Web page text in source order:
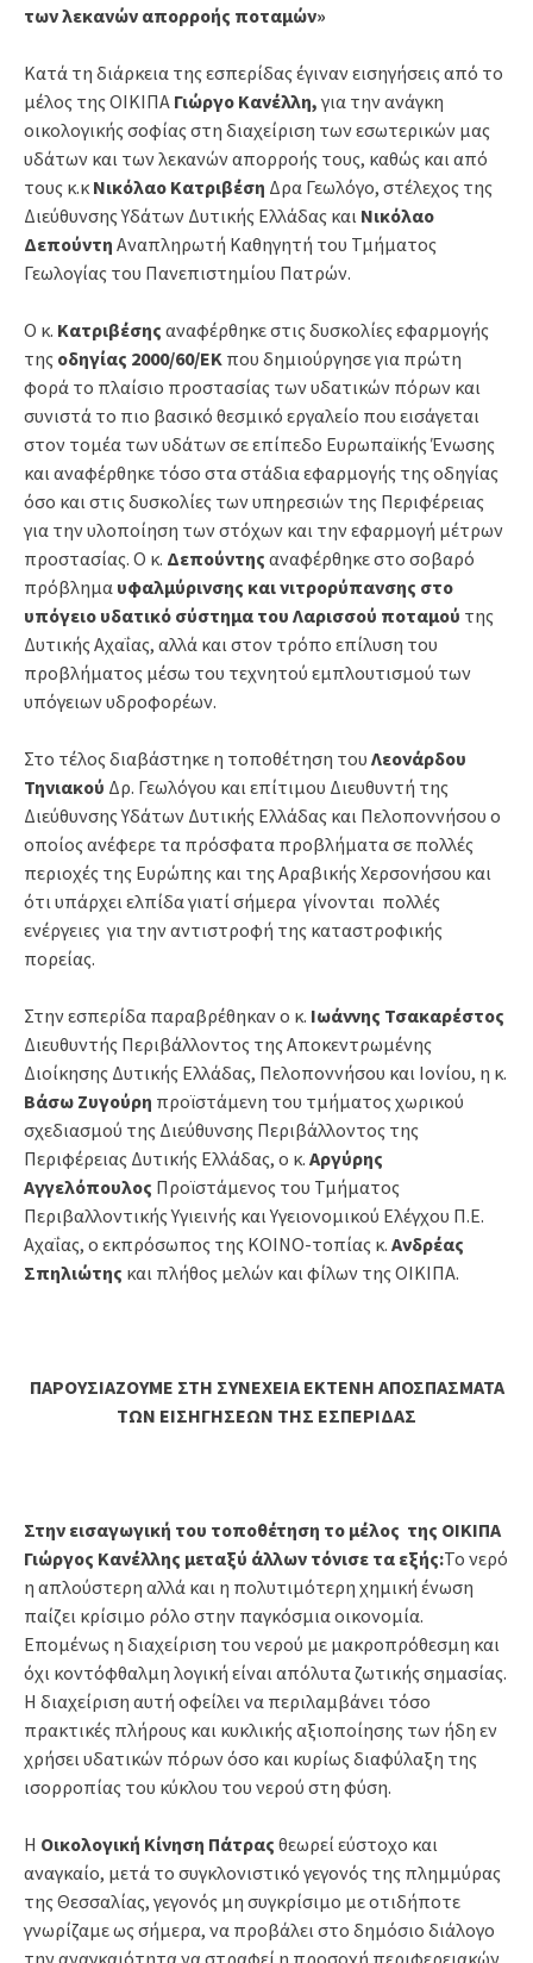
των λεκανών απορροής ποταμών»
Κατά τη διάρκεια της εσπερίδας έγιναν εισηγήσεις από το
μέλος της ΟΙΚΙΠΑ Γιώργο Κανέλλη, για την ανάγκη
οικολογικής σοφίας στη διαχείριση των εσωτερικών μας
υδάτων και των λεκανών απορροής τους, καθώς και από
τους κ.κΝικόλαο Κατριβέση Δρα Γεωλόγο, στέλεχος της
Διεύθυνσης Υδάτων Δυτικής Ελλάδας και Νικόλαο
Δεπούντη Αναπληρωτή Καθηγητή του Τμήματος
Γεωλογίας του Πανεπιστημίου Πατρών.
Ο κ. Κατριβέσης αναφέρθηκε στις δυσκολίες εφαρμογής
της οδηγίας 2000/60/ΕΚ που δημιούργησε για πρώτη
φορά το πλαίσιο προστασίας των υδατικών πόρων και
συνιστά το πιο βασικό θεσμικό εργαλείο που εισάγεται
στον τομέα των υδάτων σε επίπεδο Ευρωπαϊκής Ένωσης
και αναφέρθηκε τόσο στα στάδια εφαρμογής της οδηγίας
όσο και στις δυσκολίες των υπηρεσιών της Περιφέρειας
για την υλοποίηση των στόχων και την εφαρμογή μέτρων
προστασίας. Ο κ. Δεπούντης αναφέρθηκε στο σοβαρό
πρόβλημα υφαλμύρινσης και νιτρορύπανσης στο
υπόγειο υδατικό σύστημα του Λαρισσού ποταμού της
Δυτικής Αχαΐας, αλλά και στον τρόπο επίλυση του
προβλήματος μέσω του τεχνητού εμπλουτισμού των
υπόγειων υδροφορέων.
Στο τέλος διαβάστηκε η τοποθέτηση του Λεονάρδου
Τηνιακού Δρ. Γεωλόγου και επίτιμου Διευθυντή της
Διεύθυνσης Υδάτων Δυτικής Ελλάδας και Πελοποννήσου ο
οποίος ανέφερε τα πρόσφατα προβλήματα σε πολλές
περιοχές της Ευρώπης και της Αραβικής Χερσονήσου και
ότι υπάρχει ελπίδα γιατί σήμερα γίνονται πολλές
ενέργειες για την αντιστροφή της καταστροφικής
πορείας.
Στην εσπερίδα παραβρέθηκαν ο κ. Ιωάννης Τσακαρέστος
Διευθυντής Περιβάλλοντος της Αποκεντρωμένης
Διοίκησης Δυτικής Ελλάδας, Πελοποννήσου και Ιονίου, η κ.
Βάσω Ζυγούρη προϊστάμενη του τμήματος χωρικού
σχεδιασμού της Διεύθυνσης Περιβάλλοντος της
Περιφέρειας Δυτικής Ελλάδας, ο κ. Αργύρης
Αγγελόπουλος Προϊστάμενος του Τμήματος
Περιβαλλοντικής Υγιεινής και Υγειονομικού Ελέγχου Π.Ε.
Αχαΐας, ο εκπρόσωπος της ΚΟΙΝΟ-τοπίας κ. Ανδρέας
Σπηλιώτης και πλήθος μελών και φίλων της ΟΙΚΙΠΑ.
ΠΑΡΟΥΣΙΑΖΟΥΜΕ ΣΤΗ ΣΥΝΕΧΕΙΑ ΕΚΤΕΝΗ ΑΠΟΣΠΑΣΜΑΤΑ
ΤΩΝ ΕΙΣΗΓΗΣΕΩΝ ΤΗΣ ΕΣΠΕΡΙΔΑΣ
Στην εισαγωγική του τοποθέτηση το μέλος της ΟΙΚΙΠΑ
Γιώργος Κανέλλης μεταξύ άλλων τόνισε τα εξής:Το νερό
η απλούστερη αλλά και η πολυτιμότερη χημική ένωση
παίζει κρίσιμο ρόλο στην παγκόσμια οικονομία.
Επομένως η διαχείριση του νερού με μακροπρόθεσμη και
όχι κοντόφθαλμη λογική είναι απόλυτα ζωτικής σημασίας.
Η διαχείριση αυτή οφείλει να περιλαμβάνει τόσο
πρακτικές πλήρους και κυκλικής αξιοποίησης των ήδη εν
χρήσει υδατικών πόρων όσο και κυρίως διαφύλαξη της
ισορροπίας του κύκλου του νερού στη φύση.
Η Οικολογική Κίνηση Πάτρας θεωρεί εύστοχο και
αναγκαίο, μετά το συγκλονιστικό γεγονός της πλημμύρας
της Θεσσαλίας, γεγονός μη συγκρίσιμο με οτιδήποτε
γνωρίζαμε ως σήμερα, να προβάλει στο δημόσιο διάλογο
την αναγκαιότητα να στραφεί η προσοχή περιφερειακών